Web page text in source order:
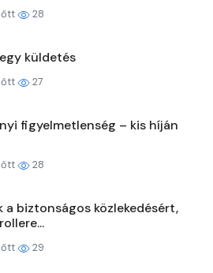
28
küldetés
27
figyelmetlenség – kis híján
28
a biztonságos közlekedésért,
29